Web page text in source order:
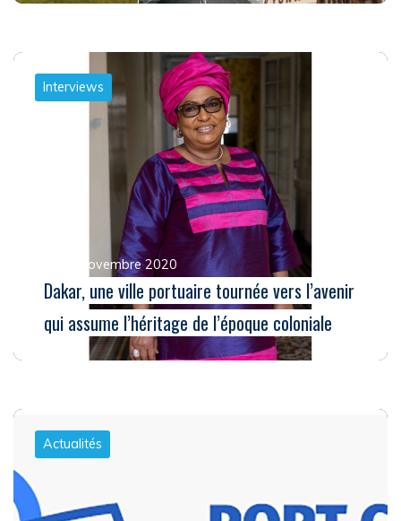
Interviews
Le 12 novembre 2020
Dakar, une ville portuaire tournée vers l’avenir
qui assume l’héritage de l’époque coloniale
Actualités